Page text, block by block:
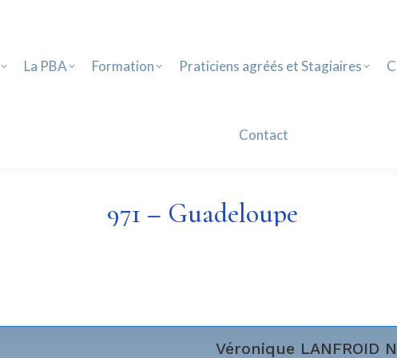
La PBA Formation Praticiens agréés et Stagiaires
Contact
971 – Guadeloupe
Véronique LANFROID